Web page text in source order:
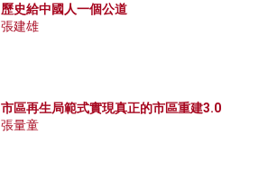
歷史給中國人一個公道
張建雄
市區再生局範式實現真正的市區重建3.0
張量童